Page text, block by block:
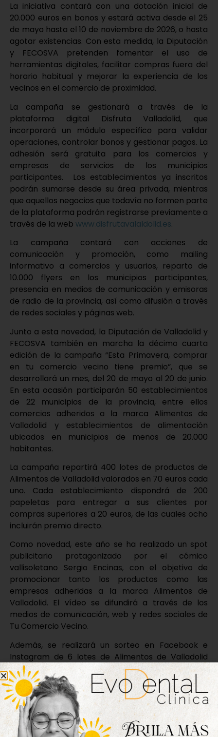
La iniciativa contará con una dotación inicial de
20.000 euros en bonos y estará activa desde el 25
de mayo hasta el 10 de noviembre de 2026, o hasta
agotar existencias. Con esta medida, la Diputación
y FECOSVA pretenden fomentar el uso de
herramientas digitales, facilitar compras fuera del
horario habitual y mejorar la experiencia de los
vecinos en el comercio de proximidad.
La campaña se gestionará a través de la
plataforma digital Disfruta Valladolid, que
incorporará un módulo específico para validar
operaciones, controlar bonos y gestionar pagos. La
adhesión será gratuita para los comercios y
empresas de servicios de los municipios
participantes. Los establecimientos ya inscritos
podrán sumarse desde su área privada, mientras
que aquellos negocios que todavía no formen parte
de la plataforma podrán registrarse previamente a
través de la web www.disfrutavalaldolid.es.
La campaña contará con acciones de
comunicación y promoción, como mailing
informativo a comercios y usuarios, reparto de
10.000 flyers en los municipios participantes,
presencia en medios de comunicación y emisoras
de radio de la provincia, así como difusión a través
de redes sociales y páginas web.
Junto a esta novedad, la Diputación de Valladolid y
FECOSVA también en marcha la décimo cuarta
edición de la campaña “Esta Primavera, comprar
en tu comercio vecino tiene premio”, que se
desarrollará un mes, del 20 de mayo al 20 de junio.
En esta ocasión participarán 50 establecimientos
de 22 municipios de la provincia, entre ellos
comercios adheridos a la marca Alimentos de
Valladolid y establecimientos de alimentación
ubicados en municipios de menos de 20.000
habitantes.
La campaña repartirá 400 lotes de productos de
Alimentos de Valladolid valorados en 70 euros cada
uno. Cada establecimiento dispondrá de 200
papeletas para entregar a sus clientes por
compras superiores a 20 euros, de las cuales ocho
incluirán premio directo.
Como novedad, este año se ha realizado un spot
publicitario protagonizado por el cómico
vallisoletano Sergio Encinas, con el objetivo de
promocionar tanto los productos como las
empresas adheridas a la marca Alimentos de
Valladolid. El vídeo se difundirá a través de los
medios de comunicación, web y redes sociales de
Tu Comercio Vecino.
Además, se realizará un sorteo en Facebook e
Instagram de 6 lotes de Alimentos de Valladolid
valorados en 100 euros cada uno. Los
establecimientos participantes estarán
señalizados con el cartel distintivo de la campaña y
toda la información puede consultarse a través de
las páginas web
www.tucomerciovecino.com
www.alimentosdevalladolid.com.